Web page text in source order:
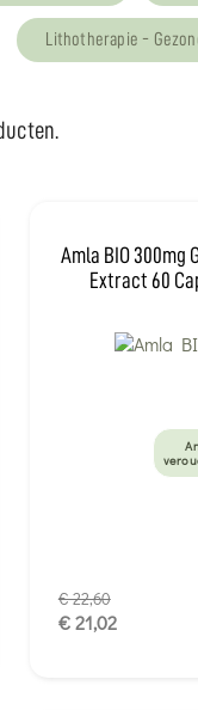
Lithotherapie -
Amla BIO 300mg
Extract 60
€ 22,60
€ 21,02